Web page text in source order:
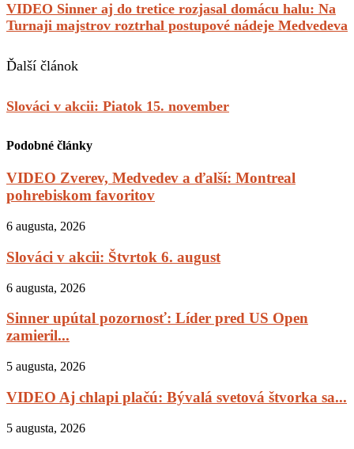
VIDEO Sinner aj do tretice rozjasal domácu halu: Na
Turnaji majstrov roztrhal postupové nádeje Medvedeva
Ďalší článok
Slováci v akcii: Piatok 15. november
Podobné články
VIDEO Zverev, Medvedev a ďalší: Montreal
pohrebiskom favoritov
6 augusta, 2026
Slováci v akcii: Štvrtok 6. august
6 augusta, 2026
Sinner upútal pozornosť: Líder pred US Open
zamieril...
5 augusta, 2026
VIDEO Aj chlapi plačú: Bývalá svetová štvorka sa...
5 augusta, 2026